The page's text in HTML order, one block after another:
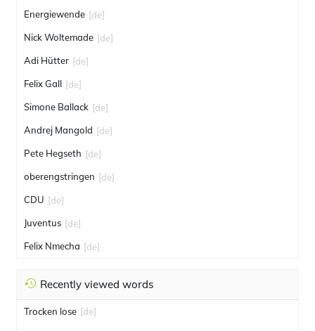
Energiewende [de]
Nick Woltemade [de]
Adi Hütter [de]
Felix Gall [de]
Simone Ballack [de]
Andrej Mangold [de]
Pete Hegseth [de]
oberengstringen [de]
CDU [de]
Juventus [de]
Felix Nmecha [de]
Recently viewed words
Trocken lose [de]